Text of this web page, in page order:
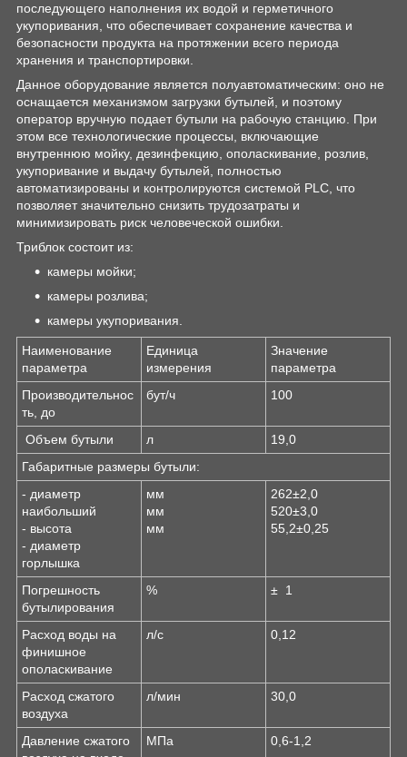
последующего наполнения их водой и герметичного
укупоривания, что обеспечивает сохранение качества и
безопасности продукта на протяжении всего периода
хранения и транспортировки.
Данное оборудование является полуавтоматическим: оно не
оснащается механизмом загрузки бутылей, и поэтому
оператор вручную подает бутыли на рабочую станцию. При
этом все технологические процессы, включающие
внутреннюю мойку, дезинфекцию, ополаскивание, розлив,
укупоривание и выдачу бутылей, полностью
автоматизированы и контролируются системой PLC, что
позволяет значительно снизить трудозатраты и
минимизировать риск человеческой ошибки.
Триблок состоит из:
камеры мойки;
камеры розлива;
камеры укупоривания.
Наименование
параметра
Единица
измерения
Значение
параметра
Производительнос
ть, до
бут/ч 100
Объем бутыли л
19,0
Габаритные размеры бутыли:
- диаметр
наибольший
- высота
- диаметр
горлышка
мм
мм
мм
262±2,0
520±3,0
55,2±0,25
Погрешность
бутылирования
% ± 1
Расход воды на
финишное
ополаскивание
л/с 0,12
Расход сжатого
воздуха
л/мин 30,0
Давление сжатого
МПа 0,6-1,2